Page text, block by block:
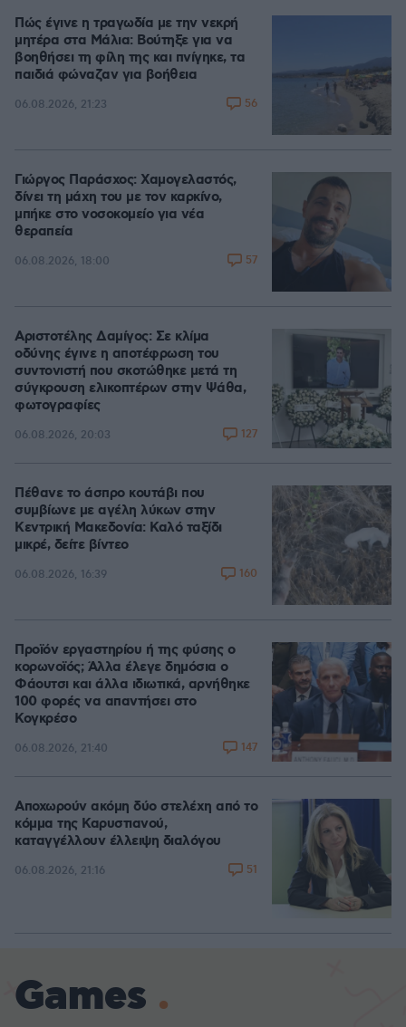
Πώς έγινε η τραγωδία με την νεκρή
μητέρα στα Μάλια: Βούτηξε για να
βοηθήσει τη φίλη της και πνίγηκε, τα
παιδιά φώναζαν για βοήθεια
06.08.2026, 21:23 56
Γιώργος Παράσχος: Χαμογελαστός,
δίνει τη μάχη του με τον καρκίνο,
μπήκε στο νοσοκομείο για νέα
θεραπεία
06.08.2026, 18:00 57
Αριστοτέλης Δαμίγος: Σε κλίμα
οδύνης έγινε η αποτέφρωση του
συντονιστή που σκοτώθηκε μετά τη
σύγκρουση ελικοπτέρων στην Ψάθα,
φωτογραφίες
06.08.2026, 20:03 127
Πέθανε το άσπρο κουτάβι που
συμβίωνε με αγέλη λύκων στην
Κεντρική Μακεδονία: Καλό ταξίδι
μικρέ, δείτε βίντεο
06.08.2026, 16:39 160
Προϊόν εργαστηρίου ή της φύσης ο
κορωνοϊός; Άλλα έλεγε δημόσια ο
Φάουτσι και άλλα ιδιωτικά, αρνήθηκε
100 φορές να απαντήσει στο
Κογκρέσο
06.08.2026, 21:40 147
Αποχωρούν ακόμη δύο στελέχη από το
κόμμα της Καρυστιανού,
καταγγέλλουν έλλειψη διαλόγου
06.08.2026, 21:16 51
Games